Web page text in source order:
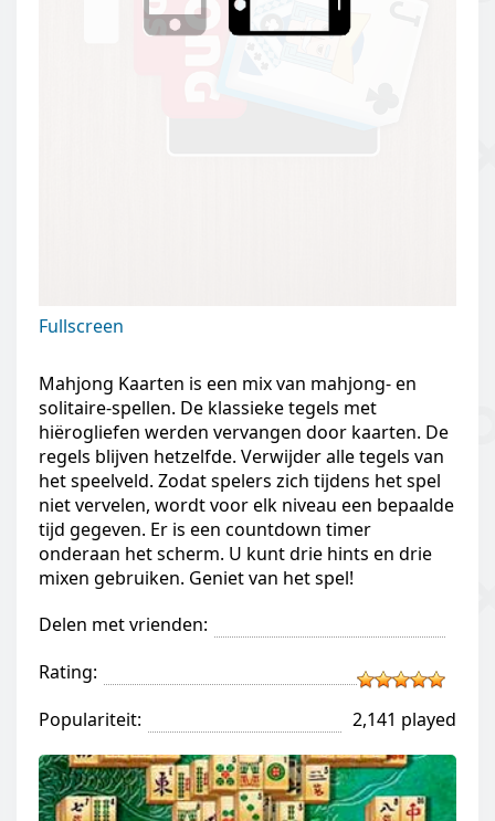
Fullscreen
Mahjong Kaarten is een mix van mahjong- en
solitaire-spellen. De klassieke tegels met
hiërogliefen werden vervangen door kaarten. De
regels blijven hetzelfde. Verwijder alle tegels van
het speelveld. Zodat spelers zich tijdens het spel
niet vervelen, wordt voor elk niveau een bepaalde
tijd gegeven. Er is een countdown timer
onderaan het scherm. U kunt drie hints en drie
mixen gebruiken. Geniet van het spel!
Delen met vrienden:
Rating:
Populariteit:
2,141 played